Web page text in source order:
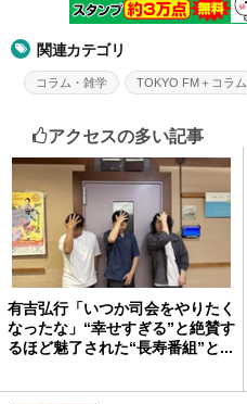
関連カテゴリ
コラム・雑学 TOKYO FM＋コラム
アクセスの多い記事
有吉弘行「いつか司会をやりたく
なったな」“幸せすぎる”と絶賛す
るほど魅了された“長寿番組”と...